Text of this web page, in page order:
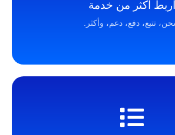
وأكثر.